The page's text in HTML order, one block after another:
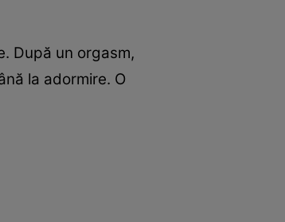
După un orgasm,
la adormire. O